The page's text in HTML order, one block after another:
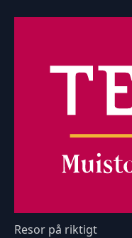
Resor på riktigt